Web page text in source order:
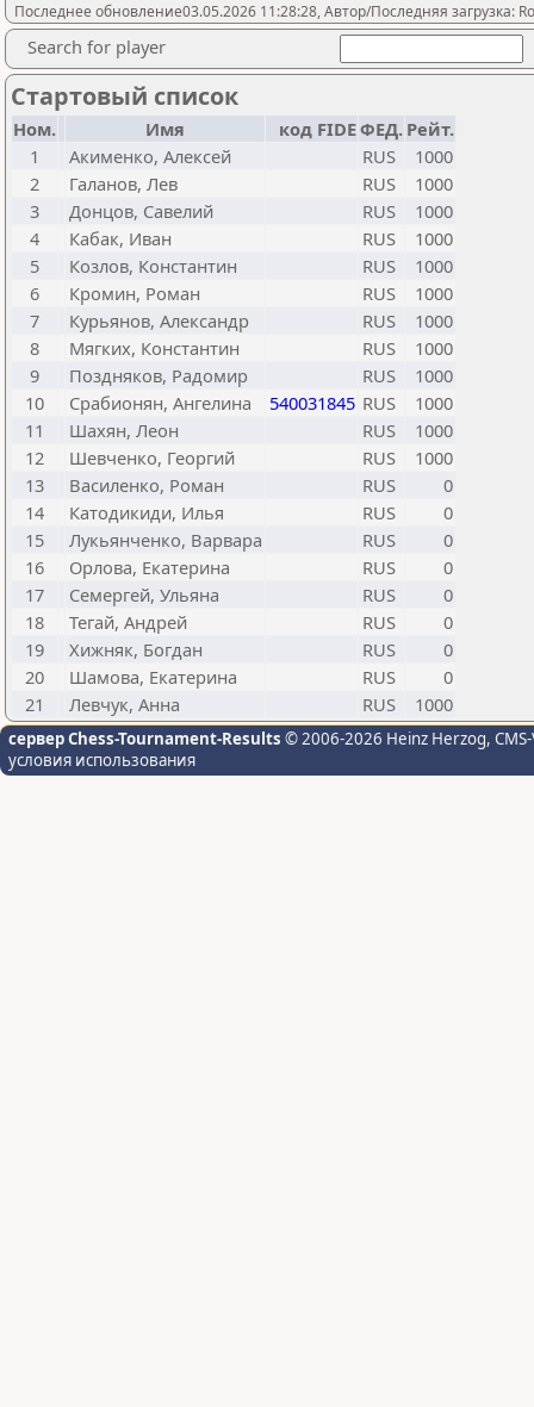
Последнее обновление03.05.2026 11:28:28, Автор/Последняя загрузка:
Search for player
Стартовый список
Ном. Имя код FIDEФЕД. Рейт.
1
Акименко, Алексей RUS
1000
2
Галанов, Лев RUS
1000
3
Донцов, Савелий RUS
1000
4
Кабак, Иван RUS
1000
5
Козлов, Константин RUS
1000
6
Кромин, Роман RUS
1000
7
Курьянов, Александр RUS
1000
8
Мягких, Константин RUS
1000
9
Поздняков, Радомир RUS
1000
10
Срабионян, Ангелина 540031845 RUS
1000
11
Шахян, Леон RUS
1000
12
Шевченко, Георгий RUS
1000
13
Василенко, Роман RUS
0
14
Катодикиди, Илья RUS
0
15
Лукьянченко, Варвара RUS
0
16
Орлова, Екатерина RUS
0
17
Семергей, Ульяна RUS
0
18
Тегай, Андрей RUS
0
19
Хижняк, Богдан RUS
0
20
Шамова, Екатерина RUS
0
21
Левчук, Анна RUS 1000
сервер Chess-Tournament-Results © 2006-2026 Heinz Herzog,
условия использования